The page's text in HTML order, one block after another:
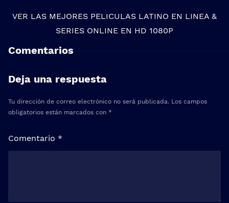
VER LAS MEJORES PELICULAS LATINO EN LINEA &
SERIES ONLINE EN HD 1080P
Comentarios
Deja una respuesta
Tu dirección de correo electrónico no será publicada. Los campos
obligatorios están marcados con *
Comentario *